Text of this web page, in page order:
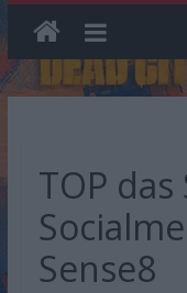
TOP das
Sense8